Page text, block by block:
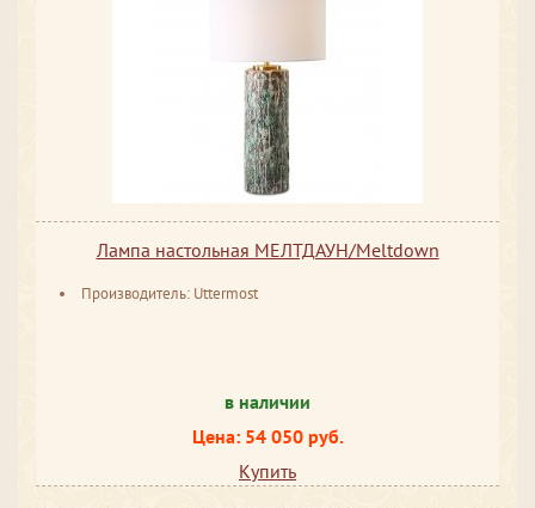
Лампа настольная МЕЛТДАУН/Meltdown
Производитель: Uttermost
в наличии
Цена: 54 050 руб.
Купить